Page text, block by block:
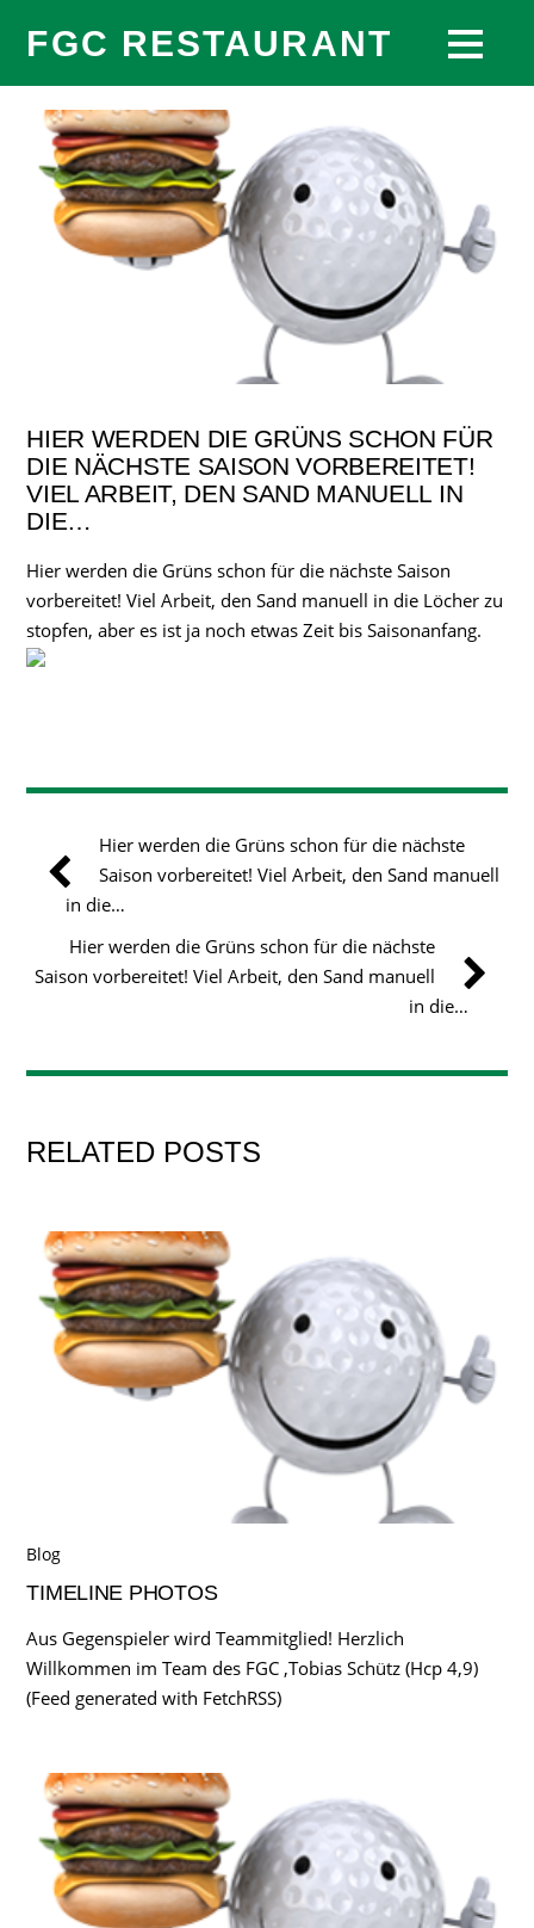
FGC RESTAURANT
HIER WERDEN DIE GRÜNS SCHON FÜR
DIE NÄCHSTE SAISON VORBEREITET!
VIEL ARBEIT, DEN SAND MANUELL IN
DIE…
Hier werden die Grüns schon für die nächste Saison
vorbereitet! Viel Arbeit, den Sand manuell in die Löcher zu
stopfen, aber es ist ja noch etwas Zeit bis Saisonanfang.
Hier werden die Grüns schon für die nächste
Saison vorbereitet! Viel Arbeit, den Sand manuell
in die…
Hier werden die Grüns schon für die nächste
Saison vorbereitet! Viel Arbeit, den Sand manuell
in die…
RELATED POSTS
Blog
TIMELINE PHOTOS
Aus Gegenspieler wird Teammitglied! Herzlich
Willkommen im Team des FGC ,Tobias Schütz (Hcp 4,9)
(Feed generated with FetchRSS)